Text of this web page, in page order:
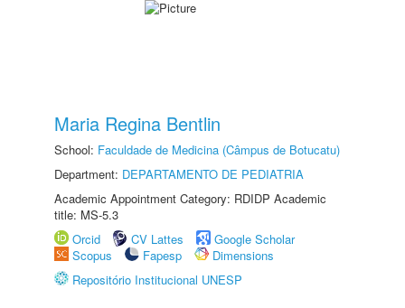
Maria Regina Bentlin
School: Faculdade de Medicina (Câmpus de Botucatu)
Department: DEPARTAMENTO DE PEDIATRIA
Academic Appointment Category: RDIDP Academic
title: MS-5.3
Orcid
CV Lattes
Google Scholar
Scopus
Fapesp
Dimensions
Repositório Institucional UNESP